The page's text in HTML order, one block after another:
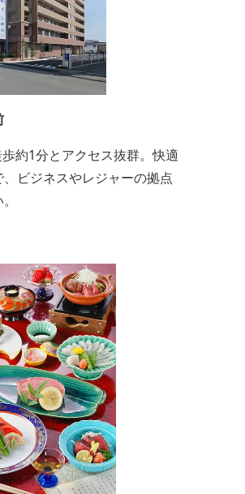
約1分とアクセス抜群。快適
ビジネスやレジャーの拠点